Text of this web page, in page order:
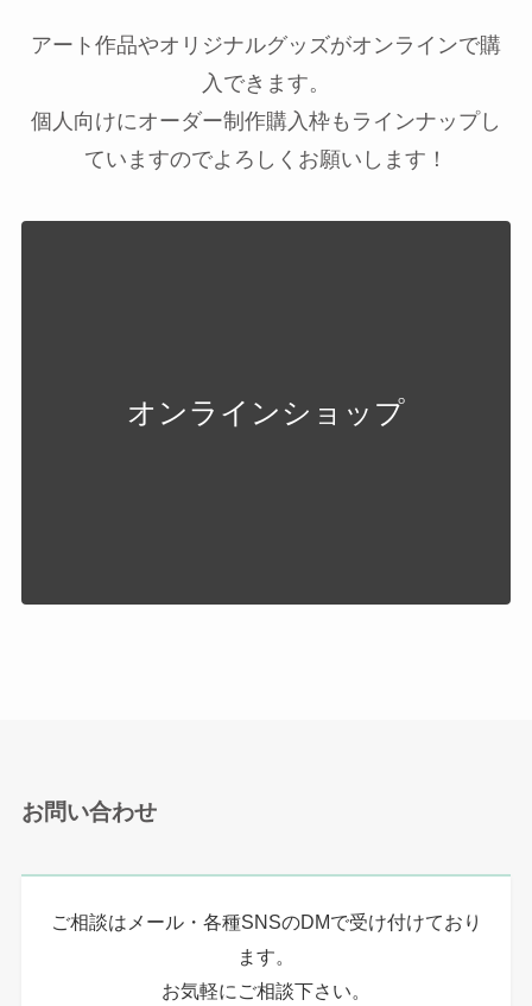
アート作品やオリジナルグッズがオンラインで購
入できます。
個人向けにオーダー制作購入枠もラインナップし
ていますのでよろしくお願いします！
オンラインショップ
お問い合わせ
ご相談はメール・各種SNSのDMで受け付けており
ます。
お気軽にご相談下さい。